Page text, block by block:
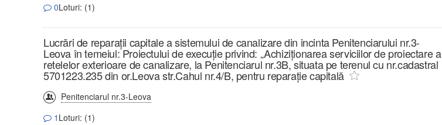
0Loturi: (1)
Lucrări de reparații capitale a sistemului de canalizare din incinta Penitenciarului nr.3-
Leova în temeiul: Proiectului de execuție privind: „Achiziționarea serviciilor de proiectare a
retelelor exterioare de canalizare, la Penitenciarul nr.3B, situata pe terenul cu nr.cadastral
5701223.235 din or.Leova str.Cahul nr.4/B, pentru reparație capitală
Penitenciarul nr.3-Leova
1 Loturi: (1)